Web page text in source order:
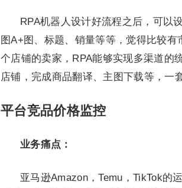
RPA机器人设计好流程之后，可以
图A+图、标题、销量等等，觉得比较
个店铺的卖家，RPA能够实现多渠道的
店铺，完成商品翻译、主图下载等，一
平台竞品价格监控
业务痛点 ：
亚马逊Amazon，Temu，TikTok的